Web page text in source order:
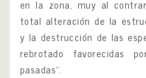
en la zona, muy al
total alteración de la
y la destrucción de las
rebrotado favorecidas
pasadas”.